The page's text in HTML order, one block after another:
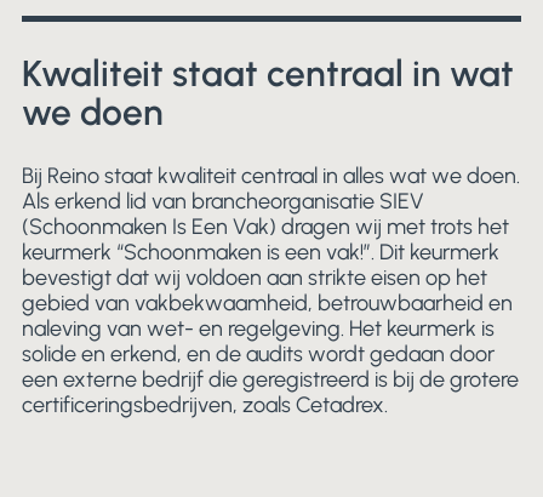
Kwaliteit staat centraal in wat
we doen
Bij Reino staat kwaliteit centraal in alles wat we doen.
Als erkend lid van brancheorganisatie SIEV
(Schoonmaken Is Een Vak) dragen wij met trots het
keurmerk “Schoonmaken is een vak!”. Dit keurmerk
bevestigt dat wij voldoen aan strikte eisen op het
gebied van vakbekwaamheid, betrouwbaarheid en
naleving van wet- en regelgeving. Het keurmerk is
solide en erkend, en de audits wordt gedaan door
een externe bedrijf die geregistreerd is bij de grotere
certificeringsbedrijven, zoals Cetadrex.